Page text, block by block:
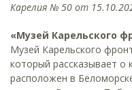
Карелия № 50 от
«Музей Карельского
Музей Карельского
который рассказывает
расположен в